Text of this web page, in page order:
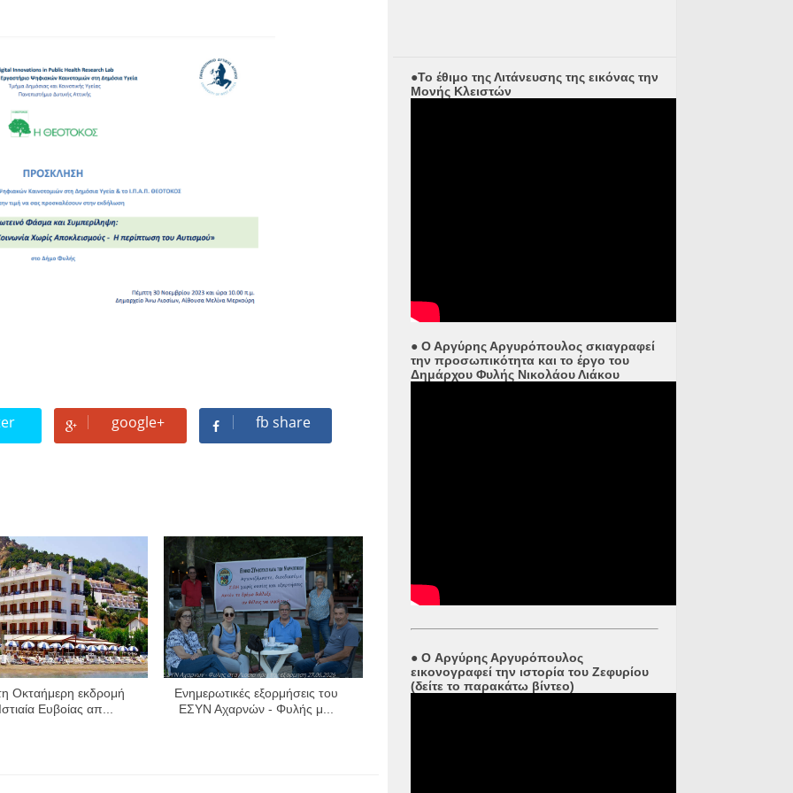
google+ fb share
Οκταήμερη εκδρομή
Ευβοίας απ...
Ενημερωτικές εξορμήσεις του
ΕΣΥΝ Αχαρνών - Φυλής μ...
●Το έθιμο της Λιτάνευσης της εικόνας την
Μονής Κλειστών
● Ο Αργύρης Αργυρόπουλος σκιαγραφεί
την προσωπικότητα και το έργο του
Δημάρχου Φυλής Νικολάου Λιάκου
● O Αργύρης Αργυρόπουλος
εικονογραφεί την ιστορία του Ζεφυρίου
(δείτε το παρακάτω βίντεο)